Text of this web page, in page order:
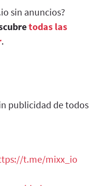
sin anuncios?
todas las
.
publicidad de todos
t.me/mixx_io